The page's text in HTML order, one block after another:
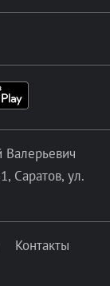
Саратов, ул.
Контакты